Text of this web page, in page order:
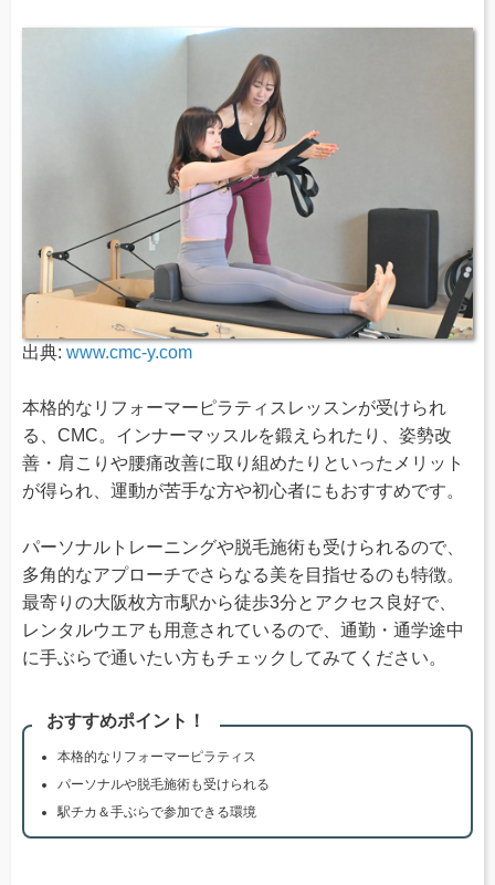
出典: www.cmc-y.com
本格的なリフォーマーピラティスレッスンが受けられ
る、CMC。インナーマッスルを鍛えられたり、姿勢改
善・肩こりや腰痛改善に取り組めたりといったメリット
が得られ、運動が苦手な方や初心者にもおすすめです。
パーソナルトレーニングや脱毛施術も受けられるので、
多角的なアプローチでさらなる美を目指せるのも特徴。
最寄りの大阪枚方市駅から徒歩3分とアクセス良好で、
レンタルウエアも用意されているので、通勤・通学途中
に手ぶらで通いたい方もチェックしてみてください。
おすすめポイント！
本格的なリフォーマーピラティス
パーソナルや脱毛施術も受けられる
駅チカ＆手ぶらで参加できる環境